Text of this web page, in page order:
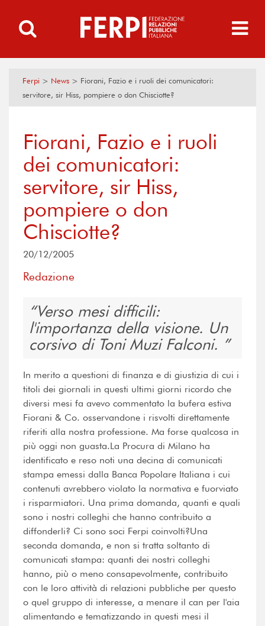
Ferpi > News > Fiorani, Fazio e i ruoli dei comunicatori:
servitore, sir Hiss, pompiere o don Chisciotte?
Fiorani, Fazio e i ruoli
dei comunicatori:
servitore, sir Hiss,
pompiere o don
Chisciotte?
20/12/2005
Redazione
Verso mesi difficili:
l'importanza della visione. Un
corsivo di Toni Muzi Falconi.
In merito a questioni di finanza e di giustizia di cui i
titoli dei giornali in questi ultimi giorni ricordo che
diversi mesi fa avevo commentato la bufera estiva
Fiorani & Co. osservandone i risvolti direttamente
riferiti alla nostra professione. Ma forse qualcosa in
più oggi non guasta.La Procura di Milano ha
identificato e reso noti una decina di comunicati
stampa emessi dalla Banca Popolare Italiana i cui
contenuti avrebbero violato la normativa e fuorviato
i risparmiatori. Una prima domanda, quanti e quali
sono i nostri colleghi che hanno contribuito a
diffonderli? Ci sono soci Ferpi coinvolti?Una
seconda domanda, e non si tratta soltanto di
comunicati stampa: quanti dei nostri colleghi
hanno, più o meno consapevolmente, contribuito
con le loro attività di relazioni pubbliche per questo
o quel gruppo di interesse, a menare il can per l'aia
alimentando e tematizzando in questi mesi il